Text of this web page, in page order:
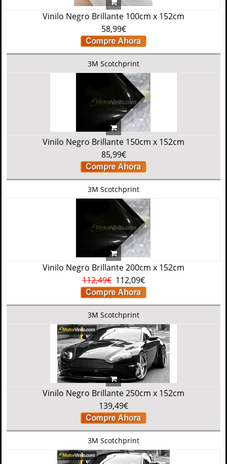
Vinilo Negro Brillante 100cm x 152cm
58,99€
3M Scotchprint
Vinilo Negro Brillante 150cm x 152cm
85,99€
3M Scotchprint
Vinilo Negro Brillante 200cm x 152cm
112,49€ 112,09€
3M Scotchprint
Vinilo Negro Brillante 250cm x 152cm
139,49€
3M Scotchprint